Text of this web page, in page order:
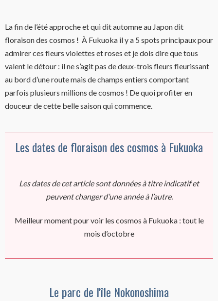
La fin de l’été approche et qui dit automne au Japon dit
floraison des cosmos ! À Fukuoka il y a 5 spots principaux pour
admirer ces fleurs violettes et roses et je dois dire que tous
valent le détour : il ne s’agit pas de deux-trois fleurs fleurissant
au bord d’une route mais de champs entiers comportant
parfois plusieurs millions de cosmos ! De quoi profiter en
douceur de cette belle saison qui commence.
Les dates de floraison des cosmos à Fukuoka
Les dates de cet article sont données à titre indicatif et
peuvent changer d’une année à l’autre.
Meilleur moment pour voir les cosmos à Fukuoka : tout le
mois d’octobre
Le parc de l'île Nokonoshima